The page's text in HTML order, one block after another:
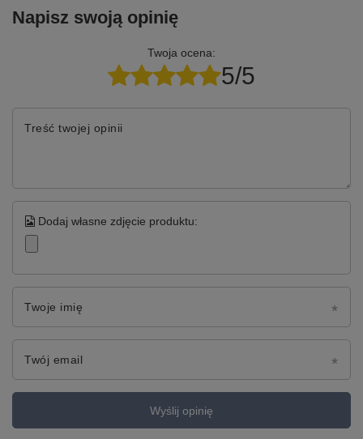
Napisz swoją opinię
Twoja ocena:
5/5
Treść twojej opinii
Dodaj własne zdjęcie produktu:
Twoje imię
Twój email
Wyślij opinię